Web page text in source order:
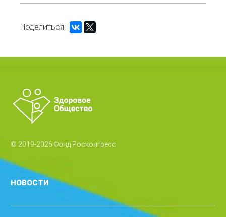
Поделиться:
© 2019-2026 Фонд Росконгресс
НОВОСТИ